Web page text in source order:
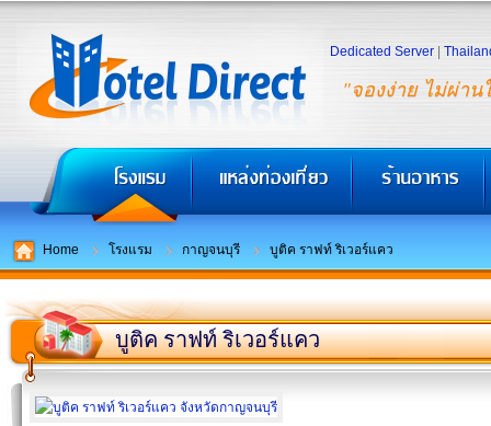
"จองง่าย ไม่ผ่าน
Dedicated Server
Home โรงแรม กาญจนบุรี บูติค ราฟท์ ริเวอร์แคว
บูติค ราฟท์ ริเวอร์แคว